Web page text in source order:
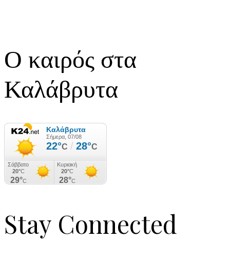
Ο καιρός στα
Καλάβρυτα
Stay Connected